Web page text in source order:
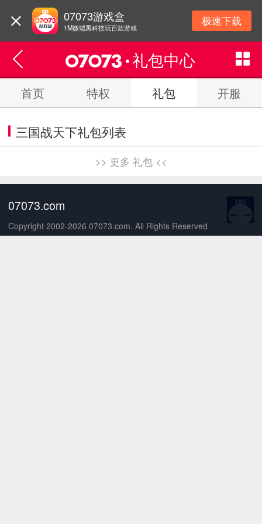
07073游戏盒
1M微端黑科技玩百款游戏 极速下载
礼包中心
首页 特权 礼包 开服
三国战天下礼包列表
>> 更多 礼包 <<
07073.com
Copyright 2002-2026 07073.com. All Rights Reserved